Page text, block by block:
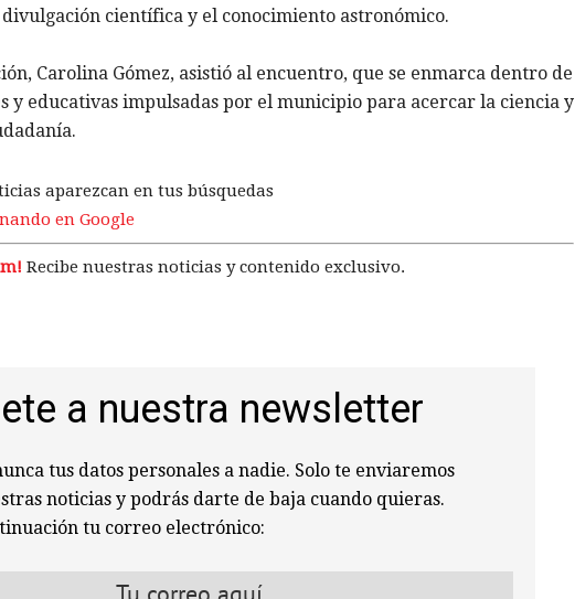
científica y el conocimiento astronómico.
Carolina Gómez, asistió al encuentro, que se enmarca dentro de
y educativas impulsadas por el municipio para acercar la ciencia y
aparezcan en tus búsquedas
en Google
Recibe nuestras noticias y contenido exclusivo.
a nuestra newsletter
tus datos personales a nadie. Solo te enviaremos
noticias y podrás darte de baja cuando quieras.
tu correo electrónico: